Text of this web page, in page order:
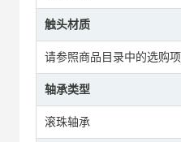
触头材质
请参照商品目录中的选购
轴承类型
滚珠轴承